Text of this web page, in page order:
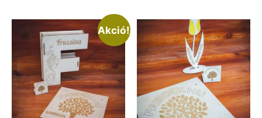
Akció!